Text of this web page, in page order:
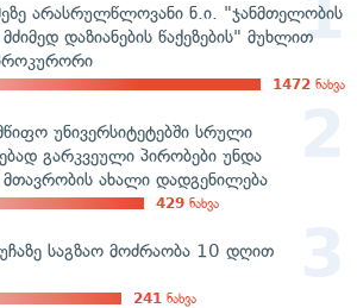
არასრულწლოვანი ნ.ი. "ჯანმთელობის
დაზიანების წაქეზების" მუხლით
1472 ნახვა
უნივერსიტეტებში სრული
გარკვეული პირობები უნდა
ახალი დადგენილება
429 ნახვა
საგზაო მოძრაობა 10 დღით
241 ნახვა